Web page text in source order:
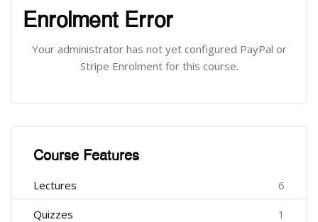
Enrolment Error
Your administrator has not yet configured PayPal or
Stripe Enrolment for this course.
Course Features
Lectures 6
Quizzes 1